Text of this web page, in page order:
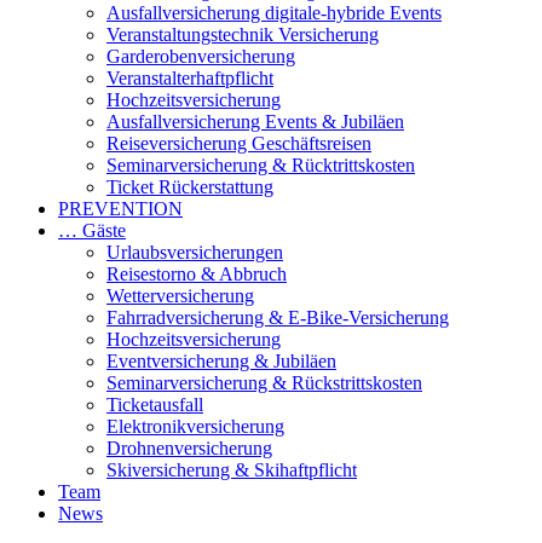
Ausfallversicherung digitale-hybride Events
Veranstaltungstechnik Versicherung
Garderobenversicherung
Veranstalterhaftpflicht
Hochzeitsversicherung
Ausfallversicherung Events & Jubiläen
Reiseversicherung Geschäftsreisen
Seminarversicherung & Rücktrittskosten
Ticket Rückerstattung
PREVENTION
… Gäste
Urlaubsversicherungen
Reisestorno & Abbruch
Wetterversicherung
Fahrradversicherung & E-Bike-Versicherung
Hochzeitsversicherung
Eventversicherung & Jubiläen
Seminarversicherung & Rückstrittskosten
Ticketausfall
Elektronikversicherung
Drohnenversicherung
Skiversicherung & Skihaftpflicht
Team
News